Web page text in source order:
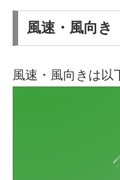
風速・風向き
風速・風向きは以